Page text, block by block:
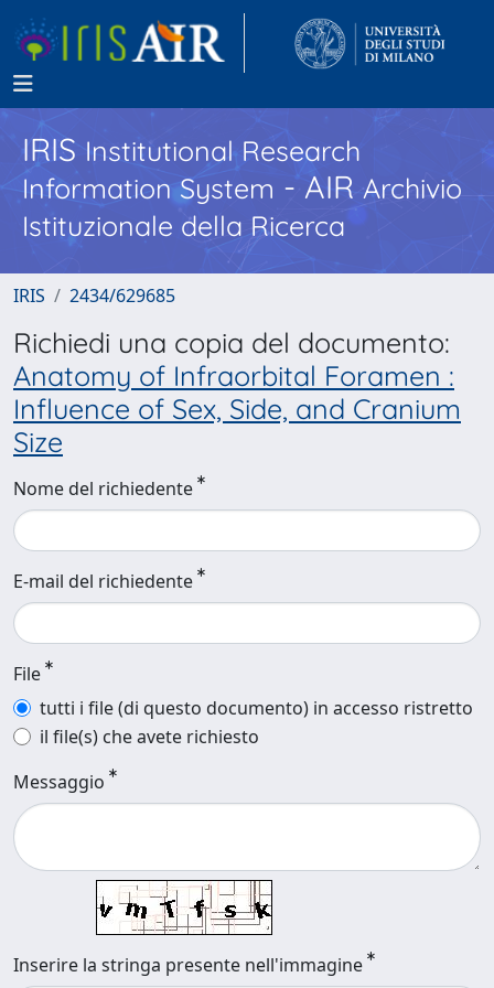
IRISInstitutional Research
Information System - AIR Archivio
Istituzionale della Ricerca
IRIS 2434/629685
Richiedi una copia del documento:
Anatomy of Infraorbital Foramen :
Influence of Sex, Side, and Cranium
Size
Nome del richiedente
E-mail del richiedente
File
tutti i file (di questo documento) in accesso ristretto
il file(s) che avete richiesto
Messaggio
Inserire la stringa presente nell'immagine